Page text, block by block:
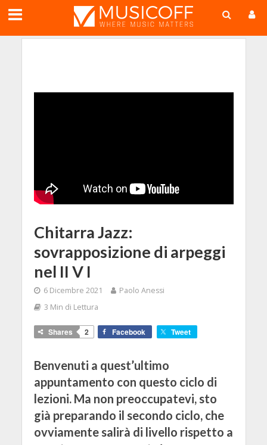
Chitarra Jazz:
sovrapposizione di arpeggi
nel II V I
6 Dicembre 2021
Paolo Anessi
3 Min di Lettura
Shares 2 Facebook Tweet
Benvenuti a quest’ultimo
appuntamento con questo ciclo di
lezioni. Ma non preoccupatevi, sto
già preparando il secondo ciclo, che
ovviamente salirà di livello rispetto a